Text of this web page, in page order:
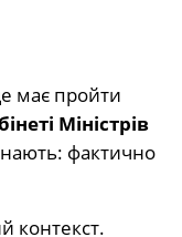
має пройти
Міністрів
фактично
контекст.